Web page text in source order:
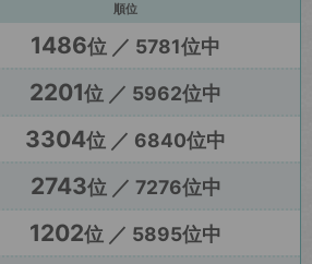
順位
1486位 ／ 5781位中
2201位 ／ 5962位中
3304位 ／ 6840位中
2743位 ／ 7276位中
1202位 ／ 5895位中